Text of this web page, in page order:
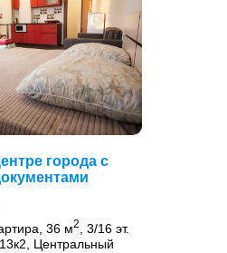
города с
36 м2
, 3/16 эт.
Центральный